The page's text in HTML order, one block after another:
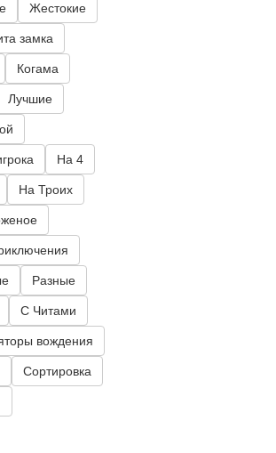
Жестокие
замка
Когама
Лучшие
На 4
На Троих
Разные
С Читами
вождения
Сортировка